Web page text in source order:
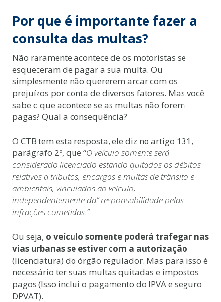
Por que é importante fazer a
consulta das multas?
Não raramente acontece de os motoristas se
esqueceram de pagar a sua multa. Ou
simplesmente não quererem arcar com os
prejuízos por conta de diversos fatores. Mas você
sabe o que acontece se as multas não forem
pagas? Qual a consequência?
O CTB tem esta resposta, ele diz no artigo 131,
parágrafo 2º, que “O veículo somente será
considerado licenciado estando quitados os débitos
relativos a tributos, encargos e multas de trânsito e
ambientais, vinculados ao veículo,
independentemente da” responsabilidade pelas
infrações cometidas.”
Ou seja, o veículo somente poderá trafegar nas
vias urbanas se estiver com a autorização
(licenciatura) do órgão regulador. Mas para isso é
necessário ter suas multas quitadas e impostos
pagos (Isso inclui o pagamento do IPVA e seguro
DPVAT).